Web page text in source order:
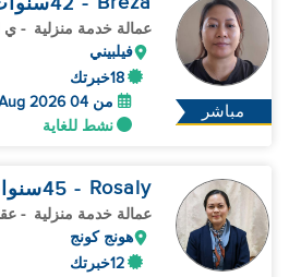
مباشر
عمالة خدمة منزلية - ي
فيلبيني
18خبرتك
من 04 Aug 2026 | دوام كامل
نشط للغاية
Rosaly
- 45
عمالة خدمة منزلية -
هونج كونج
12خبرتك